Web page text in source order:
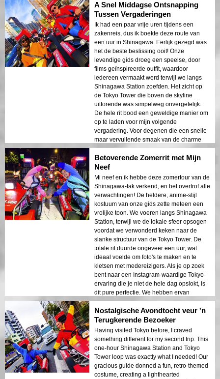
onze dag!
A Snel Middagse Ontsnapping
Tussen Vergaderingen
Ik had een paar vrije uren tijdens een
zakenreis, dus ik boekte deze route van
een uur in Shinagawa. Eerlijk gezegd was
het de beste beslissing ooit! Onze
levendige gids droeg een speelse, door
films geïnspireerde outfit, waardoor
iedereen vermaakt werd terwijl we langs
Shinagawa Station zoefden. Het zicht op
de Tokyo Tower die boven de skyline
uittorende was simpelweg onvergetelijk.
De hele rit bood een geweldige manier om
op te laden voor mijn volgende
vergadering. Voor degenen die een snelle
maar vervullende smaak van de charme
van Tokyo willen, zoek niet verder. Een
absolute parel van een excursie!
Betoverende Zomerrit met Mijn
Neef
Mi neef en ik hebbe deze zomertour van de
Shinagawa-tak verkend, en het overtrof alle
verwachtingen! De heldere, anime-stijl
kostuum van onze gids zette meteen een
vrolijke toon. We voeren langs Shinagawa
Station, terwijl we de lokale sfeer opsogen
voordat we verwonderd keken naar de
slanke structuur van de Tokyo Tower. De
totale rit duurde ongeveer een uur, wat
ideaal voelde om foto's te maken en te
kletsen met medereizigers. Als je op zoek
bent naar een Instagram-waardige Tokyo-
ervaring die je niet de hele dag opslokt, is
dit pure perfectie. We hebben ervan
genoten!
Nostalgische Avondtocht veur 'n
Terugkerende Bezoeker
Having visited Tokyo before, I craved
something different for my second trip. This
one-hour Shinagawa Station and Tokyo
Tower loop was exactly what I needed! Our
gracious guide donned a fun, retro-themed
costume, creating a lighthearted